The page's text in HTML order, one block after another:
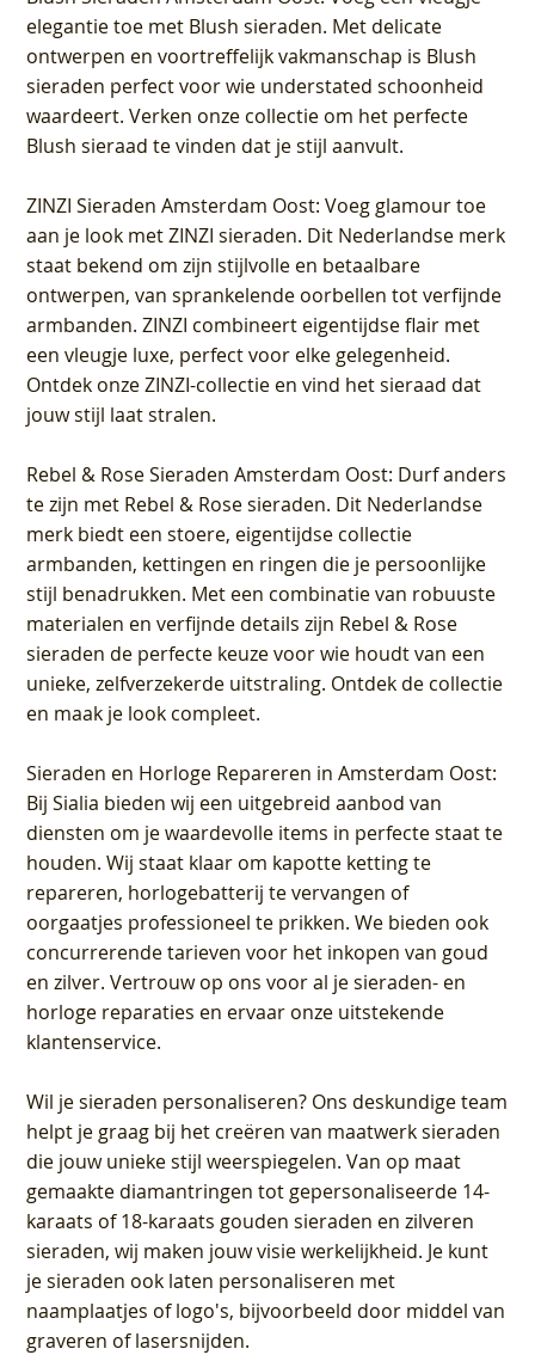
elegantie toe met Blush sieraden. Met delicate
ontwerpen en voortreffelijk vakmanschap is Blush
sieraden perfect voor wie understated schoonheid
waardeert. Verken onze collectie om het perfecte
Blush sieraad te vinden dat je stijl aanvult.
ZINZI Sieraden Amsterdam Oost: Voeg glamour toe
aan je look met ZINZI sieraden. Dit Nederlandse merk
staat bekend om zijn stijlvolle en betaalbare
ontwerpen, van sprankelende oorbellen tot verfijnde
armbanden. ZINZI combineert eigentijdse flair met
een vleugje luxe, perfect voor elke gelegenheid.
Ontdek onze ZINZI-collectie en vind het sieraad dat
jouw stijl laat stralen.
Rebel & Rose Sieraden Amsterdam Oost: Durf anders
te zijn met Rebel & Rose sieraden. Dit Nederlandse
merk biedt een stoere, eigentijdse collectie
armbanden, kettingen en ringen die je persoonlijke
stijl benadrukken. Met een combinatie van robuuste
materialen en verfijnde details zijn Rebel & Rose
sieraden de perfecte keuze voor wie houdt van een
unieke, zelfverzekerde uitstraling. Ontdek de collectie
en maak je look compleet.
Sieraden en Horloge Repareren in Amsterdam Oost:
Bij Sialia bieden wij een uitgebreid aanbod van
diensten om je waardevolle items in perfecte staat te
houden. Wij staat klaar om kapotte ketting te
repareren, horlogebatterij te vervangen of
oorgaatjes professioneel te prikken. We bieden ook
concurrerende tarieven voor het inkopen van goud
en zilver. Vertrouw op ons voor al je sieraden- en
horloge reparaties en ervaar onze uitstekende
klantenservice.
Wil je sieraden personaliseren? Ons deskundige team
helpt je graag bij het creëren van maatwerk sieraden
die jouw unieke stijl weerspiegelen. Van op maat
gemaakte diamantringen tot gepersonaliseerde 14-
karaats of 18-karaats gouden sieraden en zilveren
sieraden, wij maken jouw visie werkelijkheid. Je kunt
je sieraden ook laten personaliseren met
naamplaatjes of logo's, bijvoorbeeld door middel van
graveren of lasersnijden.